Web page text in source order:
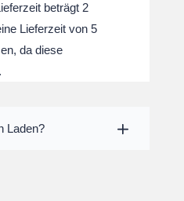
beträgt 2
Lieferzeit von 5
da diese
Laden?